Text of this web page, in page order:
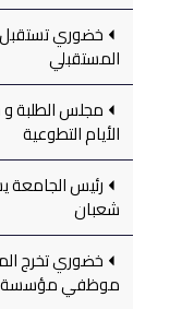
خضوري تستقبل
المستقبلي
مجلس الطلبة و
الأيام التطوعية
رئيس الجامعة
شعبان
خضوري تخرج
موظفي مؤسسة